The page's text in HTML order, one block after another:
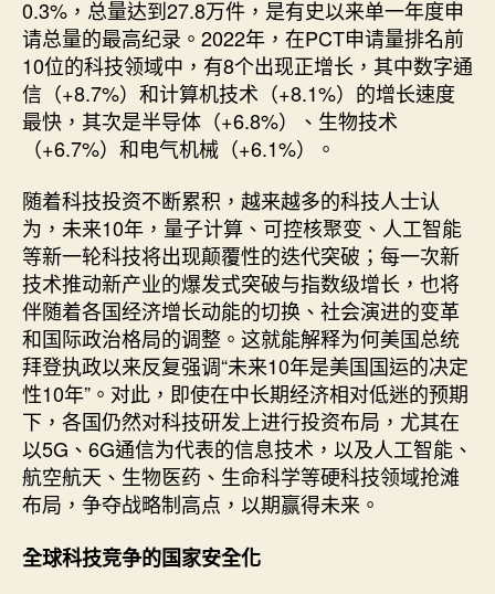
0.3%，总量达到27.8万件，是有史以来单一年度申
请总量的最高纪录。2022年，在PCT申请量排名前
10位的科技领域中，有8个出现正增长，其中数字通
信（+8.7%）和计算机技术（+8.1%）的增长速度
最快，其次是半导体（+6.8%）、生物技术
（+6.7%）和电气机械（+6.1%）。
随着科技投资不断累积，越来越多的科技人士认
为，未来10年，量子计算、可控核聚变、人工智能
等新一轮科技将出现颠覆性的迭代突破；每一次新
技术推动新产业的爆发式突破与指数级增长，也将
伴随着各国经济增长动能的切换、社会演进的变革
和国际政治格局的调整。这就能解释为何美国总统
拜登执政以来反复强调“未来10年是美国国运的决定
性10年”。对此，即使在中长期经济相对低迷的预期
下，各国仍然对科技研发上进行投资布局，尤其在
以5G、6G通信为代表的信息技术，以及人工智能、
航空航天、生物医药、生命科学等硬科技领域抢滩
布局，争夺战略制高点，以期赢得未来。
全球科技竞争的国家安全化